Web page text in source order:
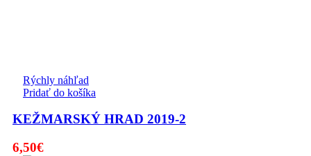
Rýchly náhľad
Pridať do košíka
KEŽMARSKÝ HRAD 2019-2
6,50€